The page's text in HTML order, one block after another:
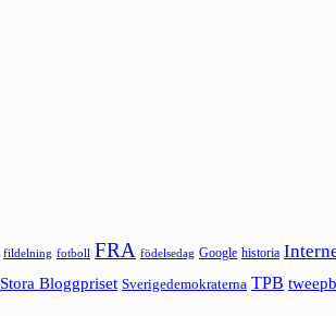
fildelning fotboll FRA födelsedag Google historia
Stora Bloggpriset Sverigedemokraterna TPB